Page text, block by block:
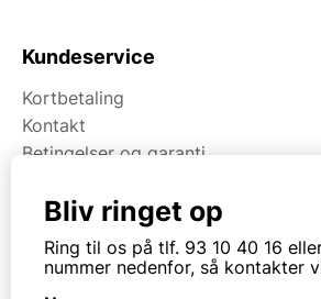
Kundeservice
Kortbetaling
Kontakt
Betingelser og garanti
Om Kpa Udlejning
Om Kpa Group
Bliv ringet op
Ring til os på tlf. 93 10 40 16
nummer nedenfor, så kontakter